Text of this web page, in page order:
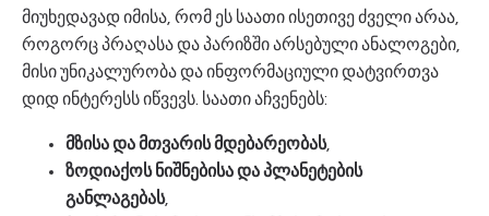
მიუხედავად იმისა, რომ ეს საათი ისეთივე ძველი არაა,
როგორც პრაღასა და პარიზში არსებული ანალოგები,
მისი უნიკალურობა და ინფორმაციული დატვირთვა
დიდ ინტერესს იწვევს. საათი აჩვენებს:
მზისა და მთვარის მდებარეობას,
ზოდიაქოს ნიშნებისა და პლანეტების
განლაგებას,